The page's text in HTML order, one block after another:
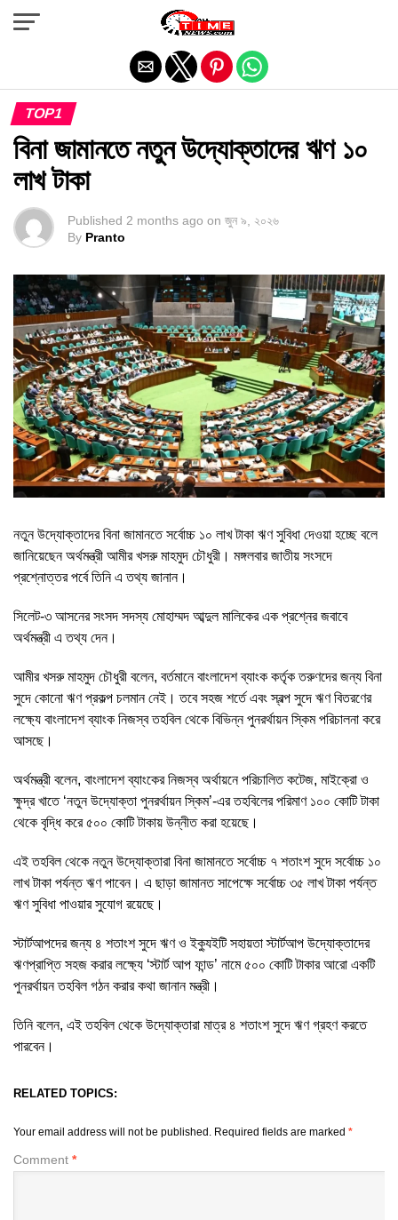
TOP1
বিনা জামানতে নতুন উদ্যোক্তাদের ঋণ ১০
লাখ টাকা
Published 2 months ago on জুন ৯, ২০২৬
By Pranto
নতুন উদ্যোক্তাদের বিনা জামানতে সর্বোচ্চ ১০ লাখ টাকা ঋণ সুবিধা দেওয়া হচ্ছে বলে
জানিয়েছেন অর্থমন্ত্রী আমীর খসরু মাহমুদ চৌধুরী। মঙ্গলবার জাতীয় সংসদে
প্রশ্নোত্তর পর্বে তিনি এ তথ্য জানান।
সিলেট-৩ আসনের সংসদ সদস্য মোহাম্মদ আব্দুল মালিকের এক প্রশ্নের জবাবে
অর্থমন্ত্রী এ তথ্য দেন।
আমীর খসরু মাহমুদ চৌধুরী বলেন, বর্তমানে বাংলাদেশ ব্যাংক কর্তৃক তরুণদের জন্য বিনা
সুদে কোনো ঋণ প্রকল্প চলমান নেই। তবে সহজ শর্তে এবং স্বল্প সুদে ঋণ বিতরণের
লক্ষ্যে বাংলাদেশ ব্যাংক নিজস্ব তহবিল থেকে বিভিন্ন পুনরর্থায়ন স্কিম পরিচালনা করে
আসছে।
অর্থমন্ত্রী বলেন, বাংলাদেশ ব্যাংকের নিজস্ব অর্থায়নে পরিচালিত কটেজ, মাইক্রো ও
ক্ষুদ্র খাতে ‘নতুন উদ্যোক্তা পুনরর্থায়ন স্কিম’-এর তহবিলের পরিমাণ ১০০ কোটি টাকা
থেকে বৃদ্ধি করে ৫০০ কোটি টাকায় উন্নীত করা হয়েছে।
এই তহবিল থেকে নতুন উদ্যোক্তারা বিনা জামানতে সর্বোচ্চ ৭ শতাংশ সুদে সর্বোচ্চ ১০
লাখ টাকা পর্যন্ত ঋণ পাবেন। এ ছাড়া জামানত সাপেক্ষে সর্বোচ্চ ৩৫ লাখ টাকা পর্যন্ত
ঋণ সুবিধা পাওয়ার সুযোগ রয়েছে।
স্টার্টআপদের জন্য ৪ শতাংশ সুদে ঋণ ও ইক্যুইটি সহায়তা স্টার্টআপ উদ্যোক্তাদের
ঋণপ্রাপ্তি সহজ করার লক্ষ্যে ‘স্টার্ট আপ ফান্ড’ নামে ৫০০ কোটি টাকার আরো একটি
পুনরর্থায়ন তহবিল গঠন করার কথা জানান মন্ত্রী।
তিনি বলেন, এই তহবিল থেকে উদ্যোক্তারা মাত্র ৪ শতাংশ সুদে ঋণ গ্রহণ করতে
পারবেন।
RELATED TOPICS:
Your email address will not be published. Required fields are marked *
Comment *
Exit mobile version